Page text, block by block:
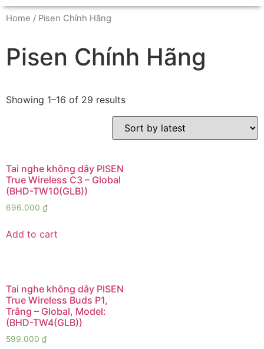
Home / Pisen Chính Hãng
Pisen Chính Hãng
Showing 1–16 of 29 results
Tai nghe không dây PISEN
True Wireless C3 – Global
(BHD-TW10(GLB))
696.000 ₫
Add to cart
Tai nghe không dây PISEN
True Wireless Buds P1,
Trắng – Global, Model:
(BHD-TW4(GLB))
599.000 ₫